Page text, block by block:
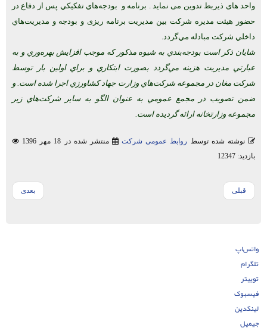
واحد های ذیربط تدوین می نماید . برنامه و بودجه‌هاي تفكيكي پس از دفاع در
حضور هیئت مدیره شرکت بين مدیریت برنامه ریزی و بودجه و مديريت‌هاي
داخلي شركت مبادله مي‌‌گردد.
شايان ذكر است بودجه‌بندي به شيوه مذكور كه موجب افزايش بهره‌وري و به
عبارتي مديريت هزينه مي‌‌گردد بصورت ابتكاري و براي اولين بار توسط
شركت مغان در مجموعه شركت‌هاي وزارت جهاد كشاورزي اجرا شده است. و
ضمن تصويب در مجمع عمومي به عنوان الگو به ساير شركت‌هاي زير
مجموعه وزارتخانه ارائه گرديده است.
نوشته شده توسط روابط عمومی شرکت
منتشر شده در 18 مهر 1396
بازدید: 12347
قبلی بعدی
واتس‌اپ
تلگرام
توییتر
فیسبوک
لینکدین
جیمیل